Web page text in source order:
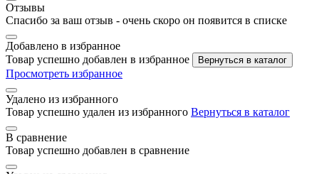
Отзывы
Спасибо за ваш отзыв - очень скоро он появится в списке
Добавлено в избранное
Товар успешно добавлен в избранное
Вернуться в каталог
Просмотреть избранное
Удалено из избранного
Товар успешно удален из избранного Вернуться в каталог
В сравнение
Товар успешно добавлен в сравнение